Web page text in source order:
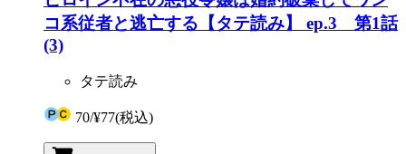
コ系従者と逃亡する【タテ読み】 ep.3 第1話
(3)
タテ読み
70/¥77(税込)